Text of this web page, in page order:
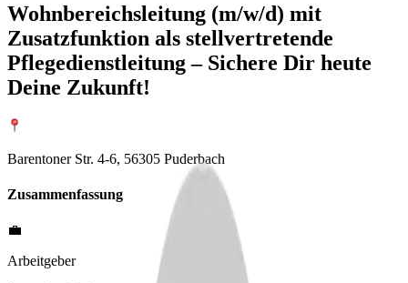
Wohnbereichsleitung (m/w/d) mit
Zusatzfunktion als stellvertretende
Pflegedienstleitung – Sichere Dir heute
Deine Zukunft!
Barentoner Str. 4-6, 56305 Puderbach
Zusammenfassung
💼
Arbeitgeber